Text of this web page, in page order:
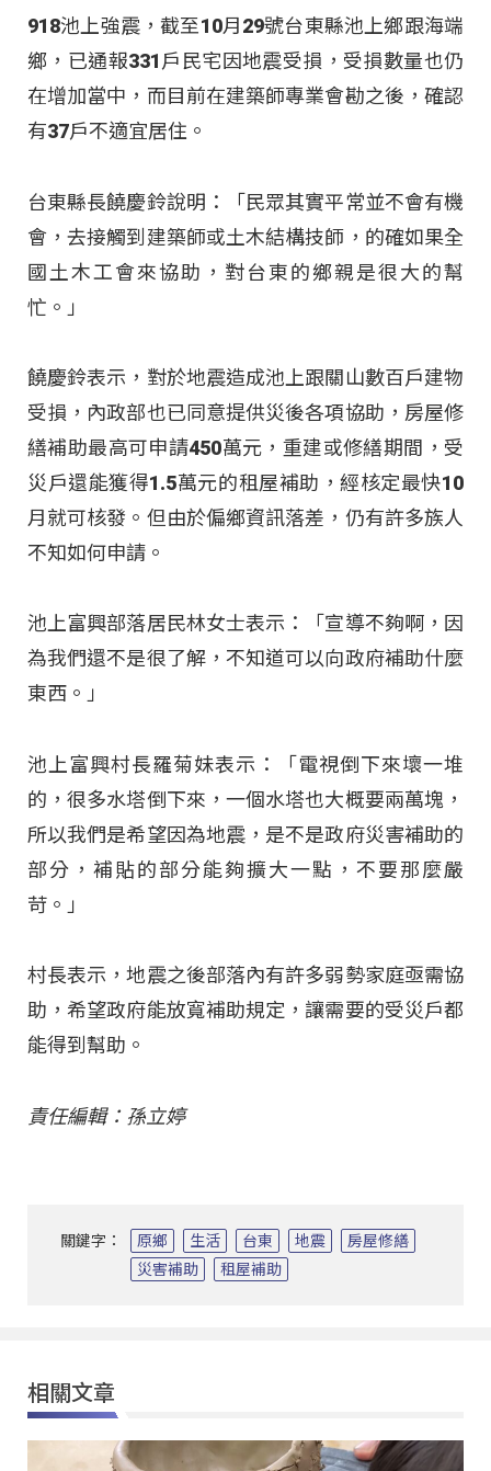
918池上強震，截至10月29號台東縣池上鄉跟海端
鄉，已通報331戶民宅因地震受損，受損數量也仍
在增加當中，而目前在建築師專業會勘之後，確認
有37戶不適宜居住。
台東縣長饒慶鈴說明：「民眾其實平常並不會有機
會，去接觸到建築師或土木結構技師，的確如果全
國土木工會來協助，對台東的鄉親是很大的幫
忙。」
饒慶鈴表示，對於地震造成池上跟關山數百戶建物
受損，內政部也已同意提供災後各項協助，房屋修
繕補助最高可申請450萬元，重建或修繕期間，受
災戶還能獲得1.5萬元的租屋補助，經核定最快10
月就可核發。但由於偏鄉資訊落差，仍有許多族人
不知如何申請。
池上富興部落居民林女士表示：「宣導不夠啊，因
為我們還不是很了解，不知道可以向政府補助什麼
東西。」
池上富興村長羅菊妹表示：「電視倒下來壞一堆
的，很多水塔倒下來，一個水塔也大概要兩萬塊，
所以我們是希望因為地震，是不是政府災害補助的
部分，補貼的部分能夠擴大一點，不要那麼嚴
苛。」
村長表示，地震之後部落內有許多弱勢家庭亟需協
助，希望政府能放寬補助規定，讓需要的受災戶都
能得到幫助。
責任編輯：孫立婷
關鍵字： 原鄉 生活 台東 地震
房屋修繕
災害補助
租屋補助
相關文章